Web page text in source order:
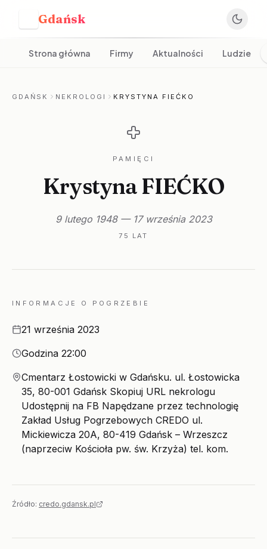
Gdańsk
Strona główna Firmy Aktualności Ludzie
GDAŃSK NEKROLOGI KRYSTYNA FIEĆKO
PAMIĘCI
Krystyna FIEĆKO
9 lutego 1948 — 17 września 2023
75 LAT
INFORMACJE O POGRZEBIE
Data21 września 2023
Godzina
Godzina 22:00
Miejsce
Cmentarz Łostowicki w Gdańsku. ul. Łostowicka
35, 80-001 Gdańsk Skopiuj URL nekrologu
Udostępnij na FB Napędzane przez technologię
Zakład Usług Pogrzebowych CREDO ul.
Mickiewicza 20A, 80-419 Gdańsk – Wrzeszcz
(naprzeciw Kościoła pw. św. Krzyża) tel. kom.
Źródło: credo.gdansk.pl